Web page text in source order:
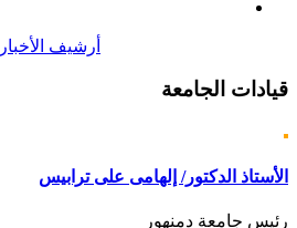
أرشيف الأخبار
قيادات الجامعة
الأستاذ الدكتور/ إلهامى على ترابيس
رئيس جامعة دمنهور